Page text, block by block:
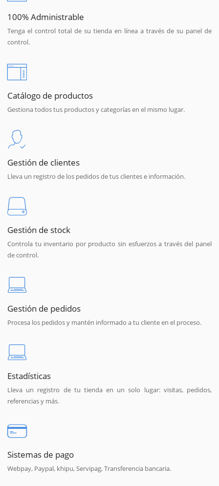
100% Administrable
Tenga el control total de su tienda en línea a través de su panel de
control.
Catálogo de productos
Gestiona todos tus productos y categorías en el mismo lugar.
Gestión de clientes
Lleva un registro de los pedidos de tus clientes e información.
Gestión de stock
Controla tu inventario por producto sin esfuerzos a través del panel
de control.
Gestión de pedidos
Procesa los pedidos y mantén informado a tu cliente en el proceso.
Estadísticas
Lleva un registro de tu tienda en un solo lugar: visitas, pedidos,
referencias y más.
Sistemas de pago
Webpay, Paypal, khipu, Servipag, Transferencia bancaria.